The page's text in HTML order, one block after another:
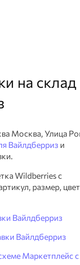
на склад
Москва, Улица
Вайлдберриз и
Wildberries с
размер,
Вайлдберриз
Вайлдберриз
Маркетплейс с